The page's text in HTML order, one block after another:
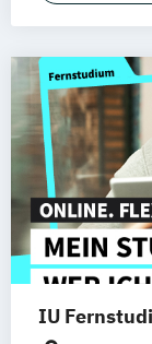
IU